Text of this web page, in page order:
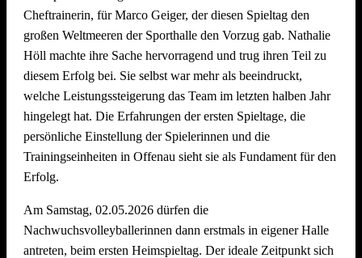
Wir freuen uns schon jetzt auf den5. Offenauer
Beachvolleyball Cup Ende Juni 2027– und hoffen, euch
alle (wieder) auf dem Sand begrüßen zu dürfen!
Cheftrainerin, für Marco Geiger, der diesen Spieltag den
großen Weltmeeren der Sporthalle den Vorzug gab. Nathalie
Höll machte ihre Sache hervorragend und trug ihren Teil zu
diesem Erfolg bei. Sie selbst war mehr als beeindruckt,
welche Leistungssteigerung das Team im letzten halben Jahr
hingelegt hat. Die Erfahrungen der ersten Spieltage, die
persönliche Einstellung der Spielerinnen und die
Trainingseinheiten in Offenau sieht sie als Fundament für den
Erfolg.
Am Samstag, 02.05.2026 dürfen die
Nachwuchsvolleyballerinnen dann erstmals in eigener Halle
antreten, beim ersten Heimspieltag. Der ideale Zeitpunkt sich